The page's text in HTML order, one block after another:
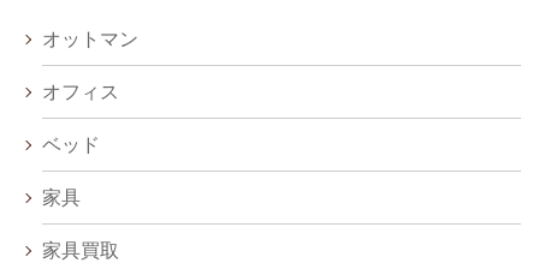
オットマン
オフィス
ベッド
家具
家具買取